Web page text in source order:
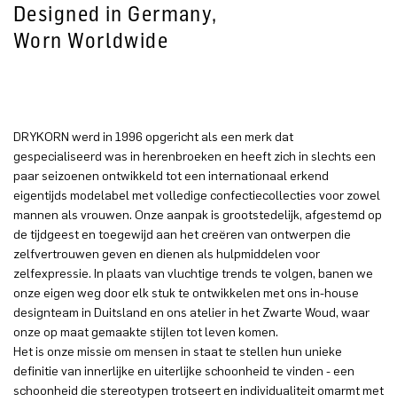
Designed in Germany,
Worn Worldwide
DRYKORN werd in 1996 opgericht als een merk dat
gespecialiseerd was in herenbroeken en heeft zich in slechts een
paar seizoenen ontwikkeld tot een internationaal erkend
eigentijds modelabel met volledige confectiecollecties voor zowel
mannen als vrouwen. Onze aanpak is grootstedelijk, afgestemd op
de tijdgeest en toegewijd aan het creëren van ontwerpen die
zelfvertrouwen geven en dienen als hulpmiddelen voor
zelfexpressie. In plaats van vluchtige trends te volgen, banen we
onze eigen weg door elk stuk te ontwikkelen met ons in-house
designteam in Duitsland en ons atelier in het Zwarte Woud, waar
onze op maat gemaakte stijlen tot leven komen.
Het is onze missie om mensen in staat te stellen hun unieke
definitie van innerlijke en uiterlijke schoonheid te vinden - een
schoonheid die stereotypen trotseert en individualiteit omarmt met